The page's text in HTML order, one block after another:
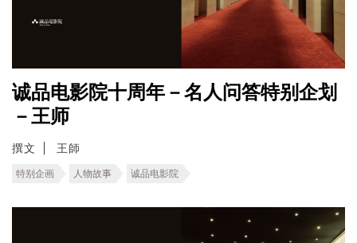
诚品电影院十周年－名人问答特别企划
－王师
撰文 王師
特别企画 人物故事 诚品电影院